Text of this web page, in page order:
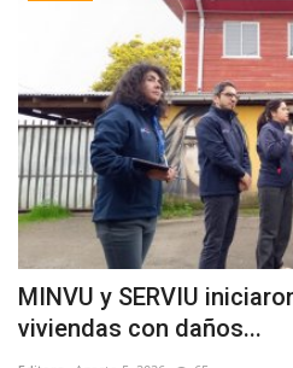
MINVU y SERVIU
viviendas con daños...